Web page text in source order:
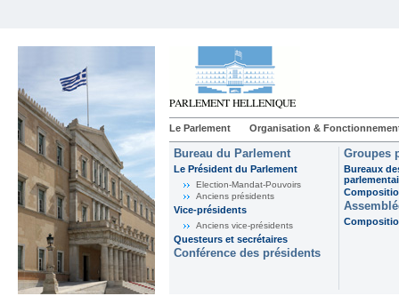
Le Parlement Organisation &
Bureau du Parlement
Le Président du Parlement
Election-Mandat-Pouvoirs
Anciens présidents
Vice-présidents
Anciens vice-présidents
Questeurs et secrétaires
Conférence des présidents
Groupes
Bureaux